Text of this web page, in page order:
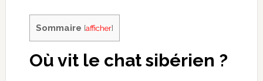
Sommaire [afficher]
Où vit le chat sibérien ?